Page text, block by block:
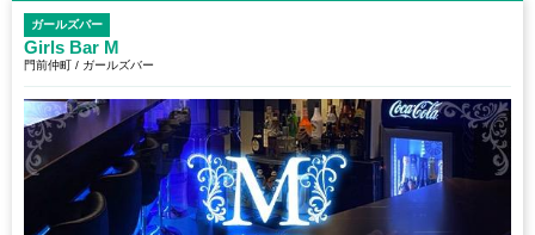
ガールズバー
Girls Bar M
門前仲町 / ガールズバー